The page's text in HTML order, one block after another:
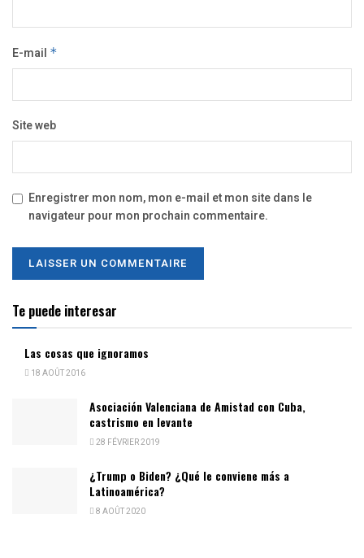
E-mail *
Site web
Enregistrer mon nom, mon e-mail et mon site dans le
navigateur pour mon prochain commentaire.
Te puede interesar
Las cosas que ignoramos
18 AOÛT 2016
Asociación Valenciana de Amistad con Cuba,
castrismo en levante
28 FÉVRIER 2019
¿Trump o Biden? ¿Qué le conviene más a
Latinoamérica?
8 AOÛT 2020